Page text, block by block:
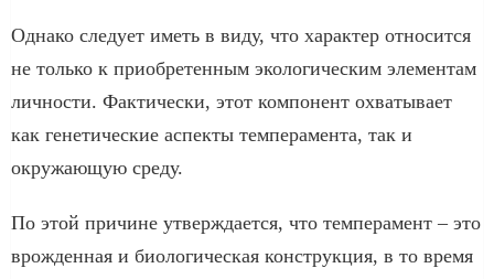
Однако следует иметь в виду, что характер относится
не только к приобретенным экологическим элементам
личности. Фактически, этот компонент охватывает
как генетические аспекты темперамента, так и
окружающую среду.
По этой причине утверждается, что темперамент – это
врожденная и биологическая конструкция, в то время